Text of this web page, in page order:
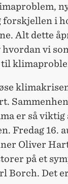
forskjellen i
Alt dette
vi
er så viktig
Fredag 16.
Oliver Hart
på et
Borch. Det